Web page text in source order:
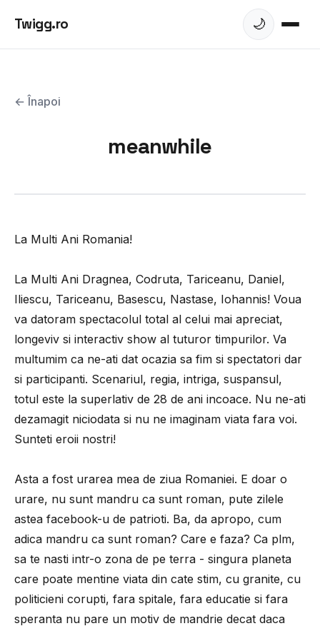
Twigg.ro 🌙
← Înapoi
meanwhile
La Multi Ani Romania!
La Multi Ani Dragnea, Codruta, Tariceanu, Daniel,
Iliescu, Tariceanu, Basescu, Nastase, Iohannis! Voua
va datoram spectacolul total al celui mai apreciat,
longeviv si interactiv show al tuturor timpurilor. Va
multumim ca ne-ati dat ocazia sa fim si spectatori dar
si participanti. Scenariul, regia, intriga, suspansul,
totul este la superlativ de 28 de ani incoace. Nu ne-ati
dezamagit niciodata si nu ne imaginam viata fara voi.
Sunteti eroii nostri!
Asta a fost urarea mea de ziua Romaniei. E doar o
urare, nu sunt mandru ca sunt roman, pute zilele
astea facebook-u de patrioti. Ba, da apropo, cum
adica mandru ca sunt roman? Care e faza? Ca plm,
sa te nasti intr-o zona de pe terra - singura planeta
care poate mentine viata din cate stim, cu granite, cu
politicieni corupti, fara spitale, fara educatie si fara
speranta nu pare un motiv de mandrie decat daca